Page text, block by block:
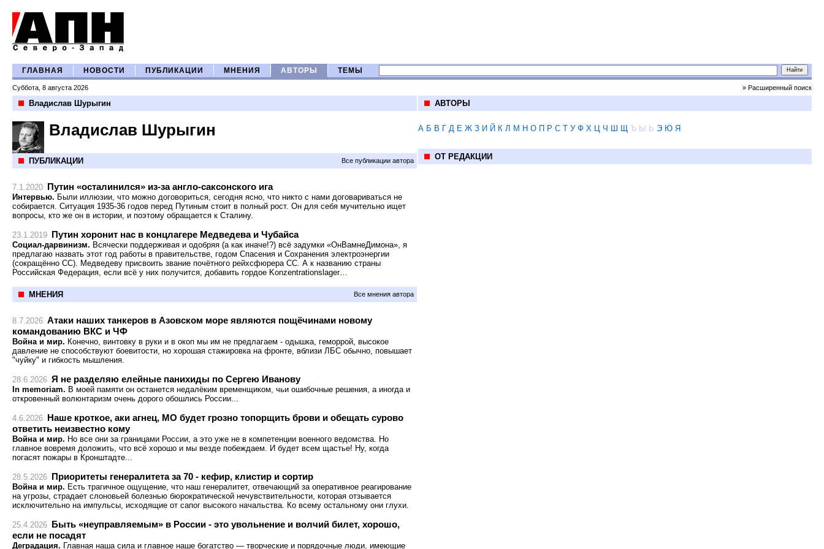
ГЛАВНАЯ НОВОСТИ ПУБЛИКАЦИИ МНЕНИЯ АВТОРЫ ТЕМЫ
Суббота, 8 августа 2026 » Расширенный поиск
Владислав Шурыгин
Владислав Шурыгин
ПУБЛИКАЦИИ Все публикации автора
7.1.2020 Путин «осталинился» из-за англо-саксонского ига
Интервью. Были иллюзии, что можно договориться, сегодня ясно, что никто с нами договариваться не
собирается. Ситуация 1935-36 годов перед Путиным стоит в полный рост. Он для себя мучительно ищет
вопросы, кто же он в истории, и поэтому обращается к Сталину.
23.1.2019 Путин хоронит нас в концлагере Медведева и Чубайса
Социал-дарвинизм. Всячески поддерживая и одобряя (а как иначе!?) всё задумки «ОнВамнеДимона», я
предлагаю назвать этот год работы в правительстве, годом Спасения и Сохранения электроэнергии
(сокращённо СС). Медведеву присвоить звание почётного рейхсфюрера СС. А к названию страны
Российская Федерация, если всё у них получится, добавить гордое Konzentrationslager…
МНЕНИЯ Все мнения автора
8.7.2026 Атаки наших танкеров в Азовском море являются пощёчинами новому
командованию ВКС и ЧФ
Война и мир. Конечно, винтовку в руки и в окоп мы им не предлагаем - одышка, геморрой, высокое
давление не способствуют боевитости, но хорошая стажировка на фронте, вблизи ЛБС обычно, повышает
"чуйку" и гибкость мышления.
28.6.2026 Я не разделяю елейные панихиды по Сергею Иванову
In memoriam. В моей памяти он останется недалёким временщиком, чьи ошибочные решения, а иногда и
откровенный волюнтаризм очень дорого обошлись России...
4.6.2026 Наше кроткое, аки агнец, МО будет грозно топорщить брови и обещать сурово
ответить неизвестно кому
Война и мир. Но все они за границами России, а это уже не в компетенции военного ведомства. Но
главное вовремя доложить, что всё хорошо и мы везде побеждаем. И будет всем щастье! Ну, когда
погасят пожары в Кронштадте...
28.5.2026 Приоритеты генералитета за 70 - кефир, клистир и сортир
Война и мир. Есть трагичное ощущение, что наш генералитет, отвечающий за оперативное реагирование
на угрозы, страдает слоновьей болезнью бюрократической нечувствительности, которая отзывается
исключительно на импульсы, исходящие от сапог высокого начальства. Ко всему остальному они глухи.
25.4.2026 Быть «неуправляемым» в России - это увольнение и волчий билет, хорошо,
если не посадят
Деградация. Главная наша сила и главное наше богатство — творческие и порядочные люди, имеющие
АВТОРЫ
А Б В Г Д Е Ж З И Й К Л М Н О П Р С Т У Ф Х Ц Ч Ш Щ Ъ Ы Ь Э Ю Я
ОТ РЕДАКЦИИ